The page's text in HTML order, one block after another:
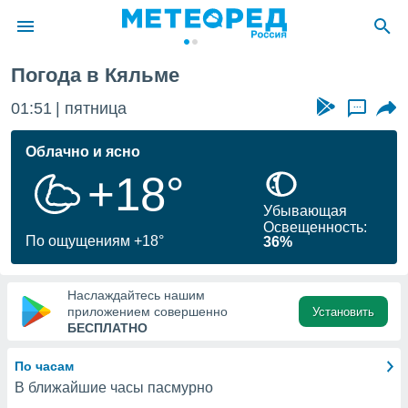
о
Вы можете
к этому
доступ
Погода в Кяльме
01:51 пятница ...
Облачно и ясно
+18°
По ощущениям +18°
Убывающая
Освещенность:
36%
Наслаждайтесь нашим
приложением совершенно
БЕСПЛАТНО
Установить
По часам
В ближайшие часы пасмурно